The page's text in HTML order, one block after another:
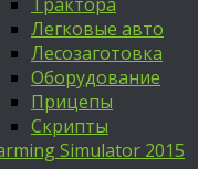
Легковые авто
Лесозаготовка
Оборудование
Прицепы
Скрипты
Simulator 2015